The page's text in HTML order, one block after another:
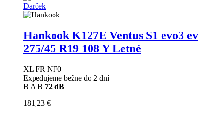
Darček
Hankook K127E Ventus S1 evo3 ev
275/45 R19 108 Y Letné
XL FR NF0
Expedujeme bežne do 2 dní
B A B 72 dB
181,23 €